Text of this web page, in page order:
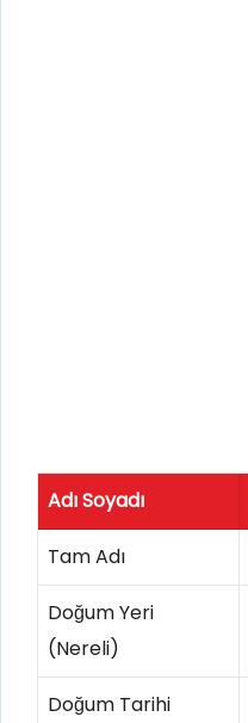
Adı Soyadı
Tam Adı
Doğum Yeri
(Nereli)
Doğum Tarihi